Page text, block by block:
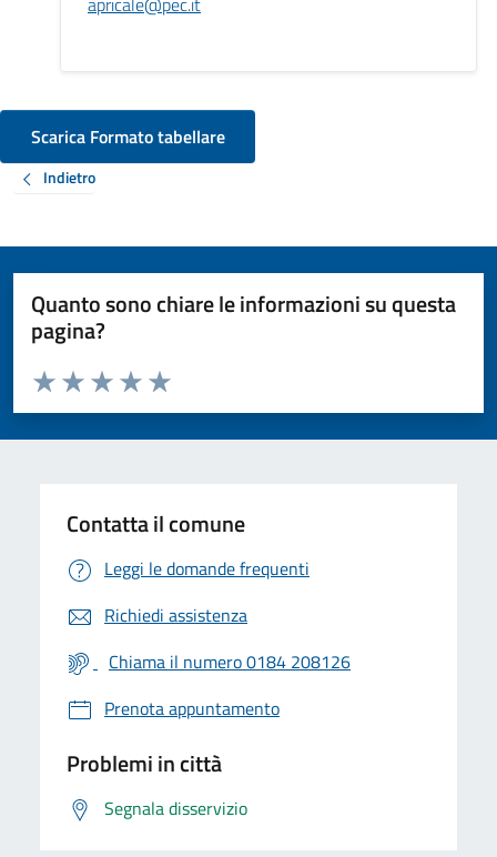
Scarica Formato tabellare
Indietro
Quanto sono chiare le informazioni su questa
pagina?
Valuta da 1 a 5 stelle la pagina
Valuta 5 stelle su 5
Valuta 4 stelle su 5
Valuta 3 stelle su 5
Valuta 2 stelle su 5
Valuta 1 stelle su 5
Contatta il comune
Leggi le domande frequenti
Richiedi assistenza
Chiama il numero 0184 208126
Prenota appuntamento
Problemi in città
Segnala disservizio